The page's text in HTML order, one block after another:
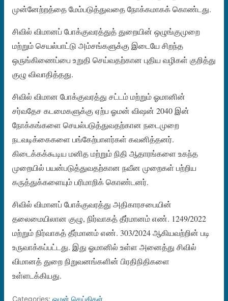
முன்னேற்றத்தை மேம்படுத்துவதை நோக்கமாகக் கொண்டது.
சிவில் விமானப் போக்குவரத்துத் துறையின் ஒழுங்குமுறை
மற்றும் செயல்பாட்டு அம்சங்களுக்கு இடையே சிறந்த
ஒருங்கிணைப்பை உறுதி செய்வதற்கான புதிய வழிகள் குறித்து
குழு விவாதித்தது.
சிவில் விமான போக்குவரத்து சட்டம் மற்றும் ஓமானின்
சர்வதேச கடமைகளுக்கு ஏற்ப ஓமன் விஷன் 2040 இன்
நோக்கங்களை செயல்படுத்துவதற்கான நடைமுறை
நடவடிக்கைகளை பங்கேற்பாளர்கள் கவனித்தனர்.
கிடைக்கக்கூடிய மனித மற்றும் நிதி ஆதாரங்களை உகந்த
முறையில் பயன்படுத்துவதற்கான நவீன முறைகள் பற்றிய
கருத்துக்களையும் பரிமாறிக் கொண்டனர்.
சிவில் விமானப் போக்குவரத்து அதிகாரசபையின்
தலைமையிலான குழு, நிர்வாகத் தீர்மானம் எண். 1249/2022
மற்றும் நிர்வாகத் தீர்மானம் எண். 303/2024 ஆகியவற்றின் படி
உருவாக்கப்பட்டது. இது ஓமானில் உள்ள அனைத்து சிவில்
விமானத் துறை நிறுவனங்களின் பிரதிநிதிகளை
உள்ளடக்கியது.
Categories: ஓமன் செய்திகள்